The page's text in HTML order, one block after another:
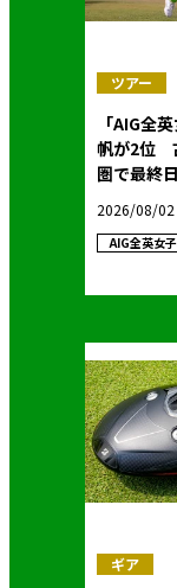
ツアー
「AIG全
帆が2位
圏で最終
2026/08/02
AIG全英女
ギア